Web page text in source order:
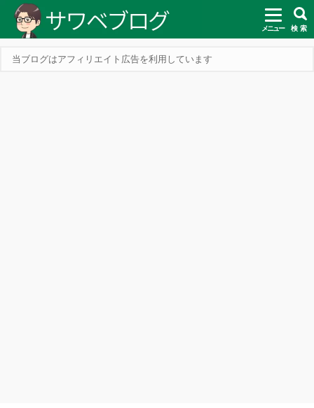
メニュー 検 索
当ブログはアフィリエイト広告を利用しています